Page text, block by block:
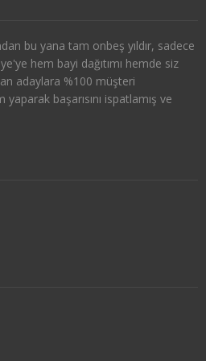
DİLİ
DİLİ
DİLİ
DİLİ
DİLİ
DİLİ
DİLİ
bu yana tam onbeş yıldır, sadece
hem bayi dağıtımı hemde siz
adaylara %100 müşteri
başarısını ispatlamış ve